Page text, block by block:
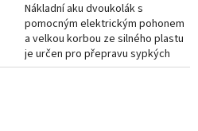
Nákladní aku dvoukolák s
pomocným elektrickým pohonem
a velkou korbou ze silného plastu
je určen pro přepravu sypkých
nebo pevných materiálů, např.